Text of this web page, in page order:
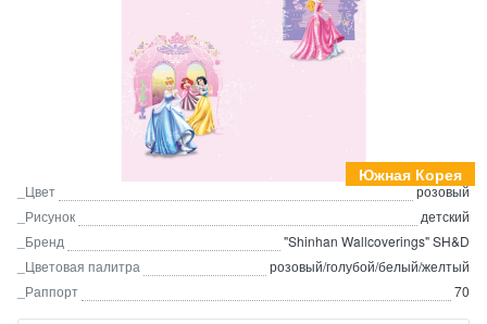
Южная Корея
_Цвет
розовый
_Рисунок
детский
_Бренд
"Shinhan Wallcoverings" SH&D
_Цветовая палитра
розовый/голубой/белый/желтый
_Раппорт
70